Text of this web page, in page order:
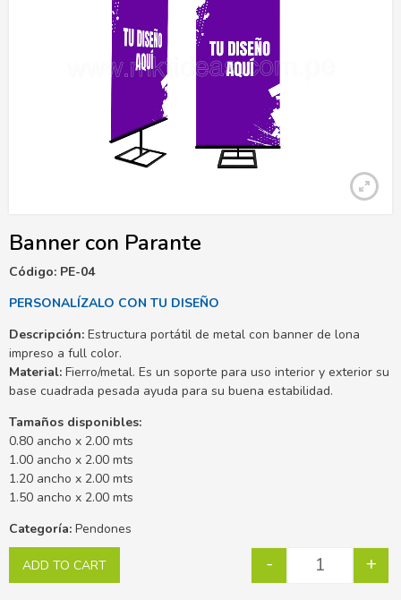
Banner con Parante
Código: PE-04
PERSONALÍZALO CON TU DISEÑO
Descripción: Estructura portátil de metal con banner de lona
impreso a full color.
Material: Fierro/metal. Es un soporte para uso interior y exterior su
base cuadrada pesada ayuda para su buena estabilidad.
Tamaños disponibles:
0.80 ancho x 2.00 mts
1.00 ancho x 2.00 mts
1.20 ancho x 2.00 mts
1.50 ancho x 2.00 mts
Categoría: Pendones
- +
ADD TO CART